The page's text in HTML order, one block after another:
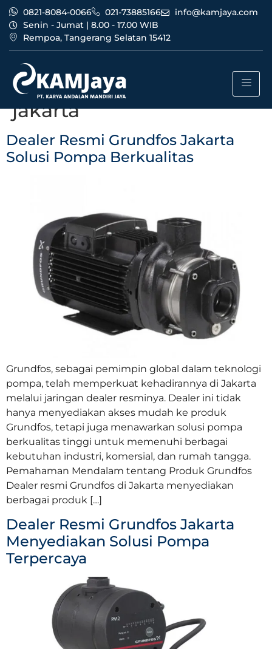
0821-8084-0066 021-73885166
info@kamjaya.com
Senin - Jumat | 8.00 - 17.00 WIB
Rempoa, Tangerang Selatan 15412
Tag:
grundfos jakarta murah
jakarta
Dealer Resmi Grundfos Jakarta
Solusi Pompa Berkualitas
Grundfos, sebagai pemimpin global dalam teknologi
pompa, telah memperkuat kehadirannya di Jakarta
melalui jaringan dealer resminya. Dealer ini tidak
hanya menyediakan akses mudah ke produk
Grundfos, tetapi juga menawarkan solusi pompa
berkualitas tinggi untuk memenuhi berbagai
kebutuhan industri, komersial, dan rumah tangga.
Pemahaman Mendalam tentang Produk Grundfos
Dealer resmi Grundfos di Jakarta menyediakan
berbagai produk […]
Dealer Resmi Grundfos Jakarta
Menyediakan Solusi Pompa
Terpercaya